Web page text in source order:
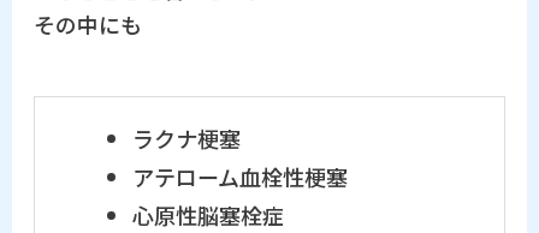
その中にも
ラクナ梗塞
アテローム血栓性梗塞
心原性脳塞栓症